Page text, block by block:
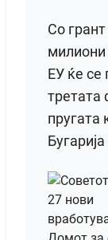
Со
милиони
ЕУ ќе се
третата
пругата
Бугарија